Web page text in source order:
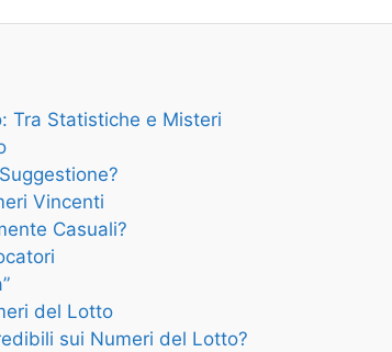
Tra Statistiche e Misteri
Vincenti
Casuali?
del Lotto
sui Numeri del Lotto?